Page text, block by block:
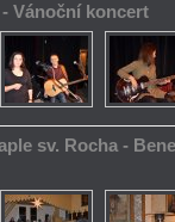
- Vánoční koncert
sv. Rocha -